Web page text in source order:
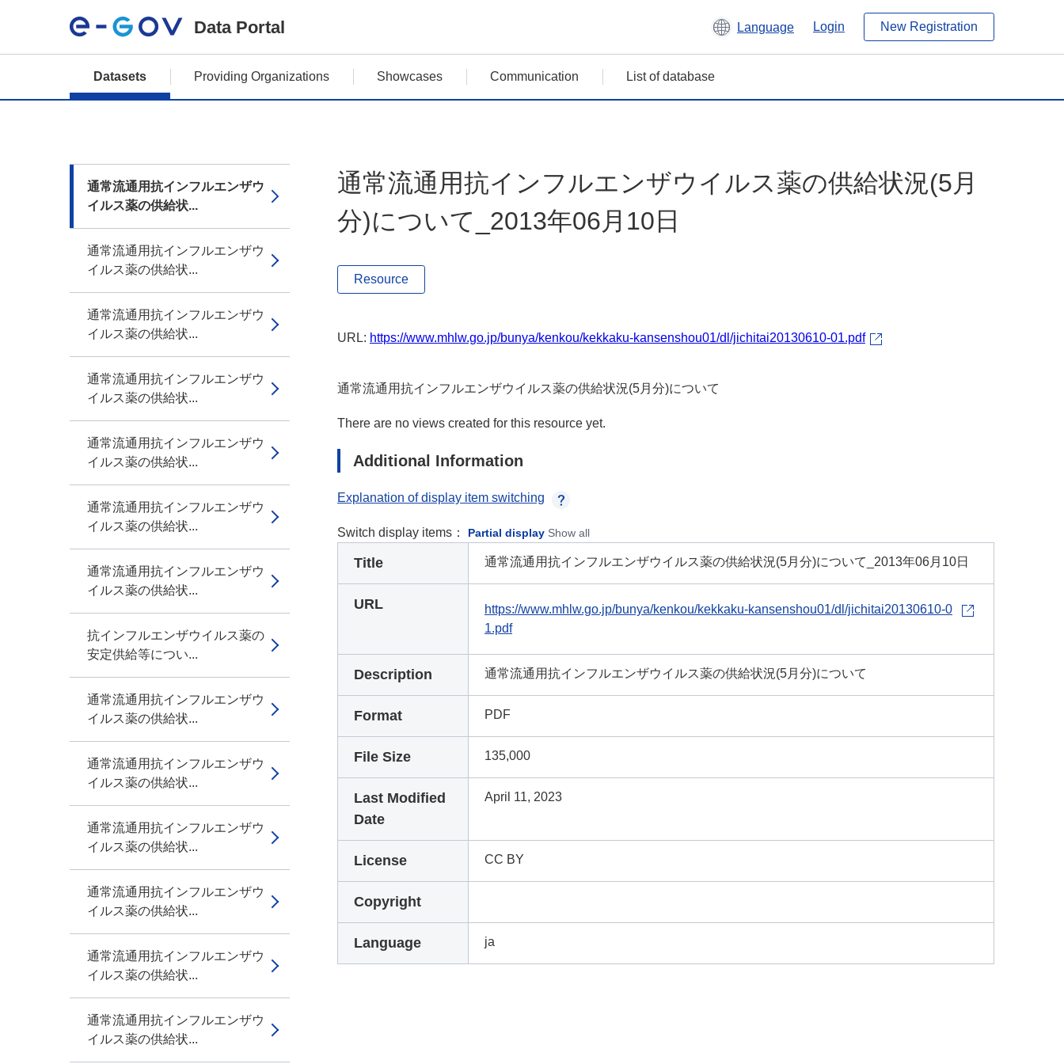
Data Portal Language Login New Registration
Datasets Providing Organizations Showcases Communication List of database
通常流通用抗インフルエンザウ
イルス薬の供給状...
通常流通用抗インフルエンザウ
イルス薬の供給状...
通常流通用抗インフルエンザウ
イルス薬の供給状...
通常流通用抗インフルエンザウ
イルス薬の供給状...
通常流通用抗インフルエンザウ
イルス薬の供給状...
通常流通用抗インフルエンザウ
イルス薬の供給状...
通常流通用抗インフルエンザウ
イルス薬の供給状...
抗インフルエンザウイルス薬の
安定供給等につい...
通常流通用抗インフルエンザウ
イルス薬の供給状...
通常流通用抗インフルエンザウ
イルス薬の供給状...
通常流通用抗インフルエンザウ
イルス薬の供給状...
通常流通用抗インフルエンザウ
イルス薬の供給状...
通常流通用抗インフルエンザウ
イルス薬の供給状...
通常流通用抗インフルエンザウ
イルス薬の供給状...
通常流通用抗インフルエンザウイルス薬の供給状況(5月
分)について_2013年06月10日
Resource
URL: https://www.mhlw.go.jp/bunya/kenkou/kekkaku-kansenshou01/dl/jichitai20130610-01.pdf
通常流通用抗インフルエンザウイルス薬の供給状況(5月分)について
There are no views created for this resource yet.
Additional Information
Explanation of display item switching
Switch display items： Partial display Show all
Title 通常流通用抗インフルエンザウイルス薬の供給状況(5月分)について_2013年06月10日
URL
https://www.mhlw.go.jp/bunya/kenkou/kekkaku-kansenshou01/dl/jichitai20130610-0
1.pdf
Description 通常流通用抗インフルエンザウイルス薬の供給状況(5月分)について
Format PDF
File Size 135,000
Last Modified
Date
April 11, 2023
License CC BY
Copyright
Language ja